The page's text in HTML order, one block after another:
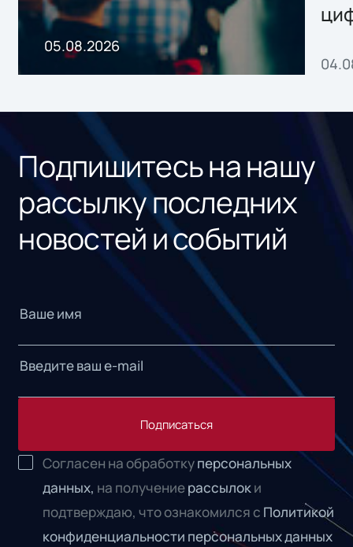
05.08.2026
Подпишитесь на нашу
рассылку последних
новостей и событий
Подписаться
Согласен на обработкуперсональных
данных, на получениерассылоки
подтверждаю, что ознакомился с Политикой
конфиденциальности персональных данных